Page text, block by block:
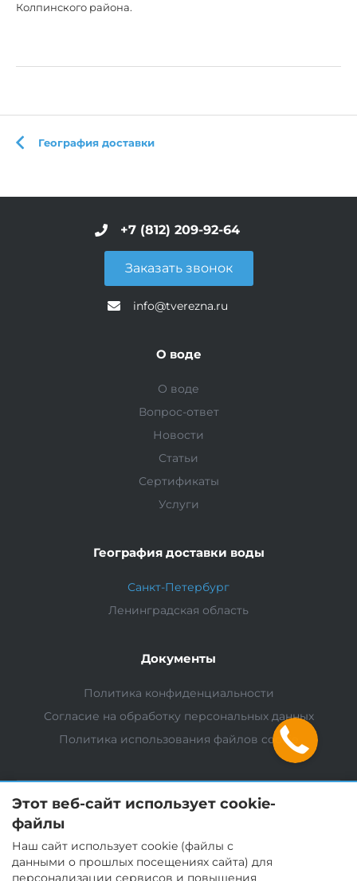
Колпинского района.
География доставки
+7 (812) 209-92-64
Заказать звонок
info@tverezna.ru
О воде
О воде
Вопрос-ответ
Новости
Статьи
Сертификаты
Услуги
География доставки воды
Санкт-Петербург
Ленинградская область
Документы
Политика конфиденциальности
Согласие на обработку персональных данных
Политика использования файлов cookie
Мы в соц. сетях
Этот веб-сайт использует cookie-
файлы
Наш сайт использует cookie (файлы с
данными о прошлых посещениях сайта) для
персонализации сервисов и повышения